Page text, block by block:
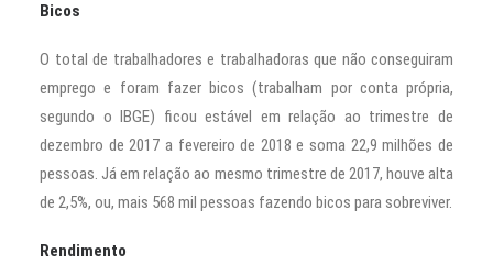
Bicos
O total de trabalhadores e trabalhadoras que não conseguiram
emprego e foram fazer bicos (trabalham por conta própria,
segundo o IBGE) ficou estável em relação ao trimestre de
dezembro de 2017 a fevereiro de 2018 e soma 22,9 milhões de
pessoas. Já em relação ao mesmo trimestre de 2017, houve alta
de 2,5%, ou, mais 568 mil pessoas fazendo bicos para sobreviver.
Rendimento